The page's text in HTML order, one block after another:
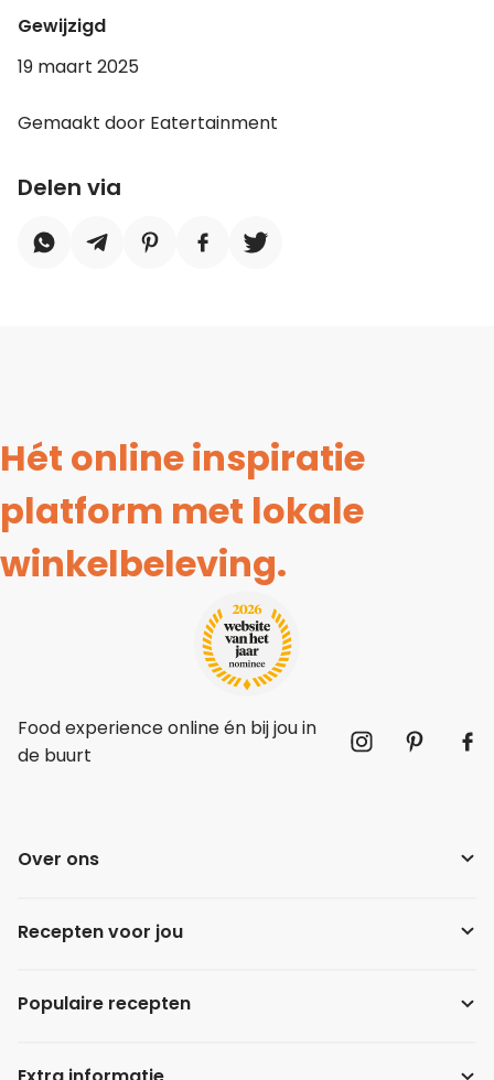
Gewijzigd
19 maart 2025
Gemaakt door Eatertainment
Delen via
Hét online inspiratie
platform met lokale
winkelbeleving.
Food experience online én bij jou in
de buurt
Over ons
Recepten voor jou
Populaire recepten